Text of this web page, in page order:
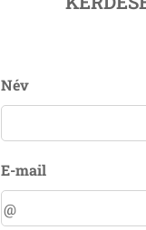
Név
E-mail